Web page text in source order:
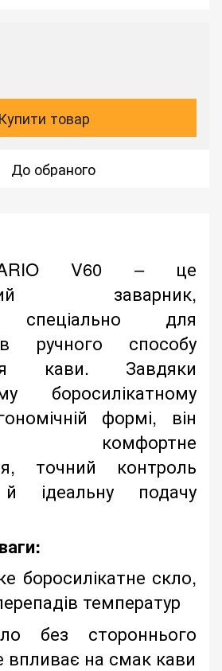
Купити товар
До обраного
V60 – це
заварник,
спеціально для
ручного способу
кави. Завдяки
боросилікатному
формі, він
комфортне
точний контроль
ідеальну подачу
боросилікатне скло,
температур
без стороннього
впливає на смак кави